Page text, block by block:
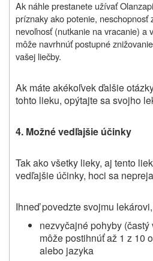
Ak náhle prestanete užívať
príznaky ako potenie, neschopnosť
nevoľnosť (nutkanie na vracanie) a
môže navrhnúť postupné
vašej liečby.
Ak máte akékoľvek ďalšie
tohto lieku, opýtajte sa svojho
4. Možné vedľajšie účinky
Tak ako všetky lieky, aj tento
vedľajšie účinky, hoci sa
Ihneď povedzte svojmu
nezvyčajné pohyby
môže postihnúť až 1 z 10
alebo jazyka